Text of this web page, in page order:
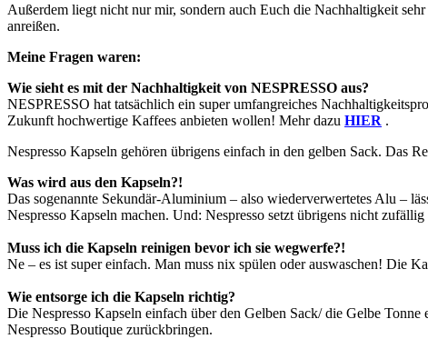
Außerdem liegt nicht nur mir, sondern auch Euch die Nachhaltigkeit
anreißen.
Meine Fragen waren:
Wie sieht es mit der Nachhaltigkeit von NESPRESSO aus?
NESPRESSO hat tatsächlich ein super umfangreiches
Zukunft hochwertige Kaffees anbieten wollen! Mehr dazu HIER .
Nespresso Kapseln gehören übrigens einfach in den gelben Sack. Das
Was wird aus den Kapseln?!
Das sogenannte Sekundär-Aluminium – also wiederverwertetes Alu –
Nespresso Kapseln machen. Und: Nespresso setzt übrigens nicht
Muss ich die Kapseln reinigen bevor ich sie wegwerfe?!
Ne – es ist super einfach. Man muss nix spülen oder auswaschen! Die
Wie entsorge ich die Kapseln richtig?
Die Nespresso Kapseln einfach über den Gelben Sack/ die Gelbe
Nespresso Boutique zurückbringen.